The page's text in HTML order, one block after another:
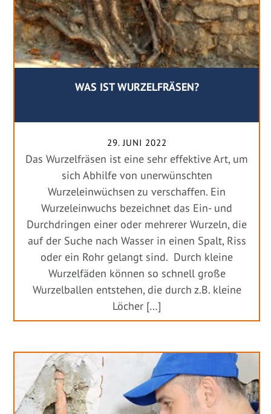
WAS IST WURZELFRÄSEN?
29. JUNI 2022
Das Wurzelfräsen ist eine sehr effektive Art, um
sich Abhilfe von unerwünschten
Wurzeleinwüchsen zu verschaffen. Ein
Wurzeleinwuchs bezeichnet das Ein- und
Durchdringen einer oder mehrerer Wurzeln, die
auf der Suche nach Wasser in einen Spalt, Riss
oder ein Rohr gelangt sind. Durch kleine
Wurzelfäden können so schnell große
Wurzelballen entstehen, die durch z.B. kleine
Löcher […]